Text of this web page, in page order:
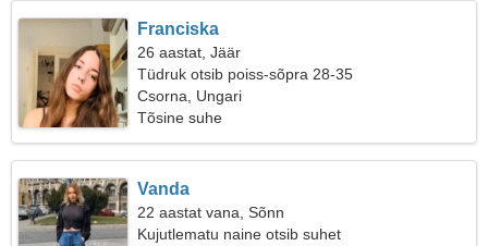
Franciska
26 aastat, Jäär
Tüdruk otsib poiss-sõpra 28-35
Csorna, Ungari
Tõsine suhe
Vanda
22 aastat vana, Sõnn
Kujutlematu naine otsib suhet